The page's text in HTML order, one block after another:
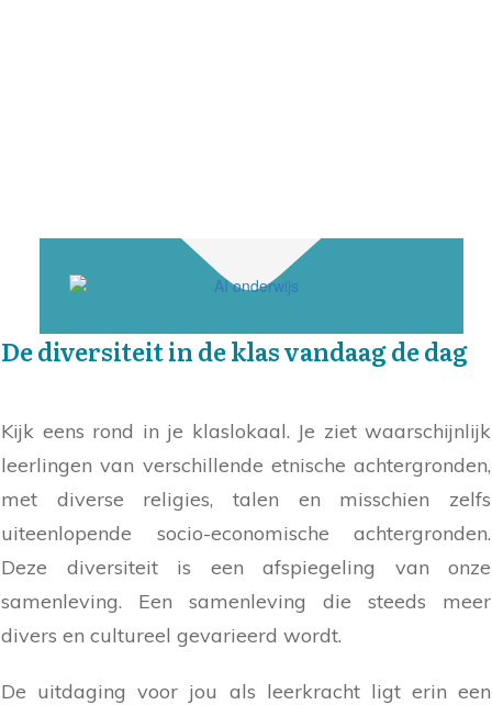
De diversiteit in de klas vandaag de dag
Kijk eens rond in je klaslokaal. Je ziet waarschijnlijk
leerlingen van verschillende etnische achtergronden,
met diverse religies, talen en misschien zelfs
uiteenlopende socio-economische achtergronden.
Deze diversiteit is een afspiegeling van onze
samenleving. Een samenleving die steeds meer
divers en cultureel gevarieerd wordt.
De uitdaging voor jou als leerkracht ligt erin een